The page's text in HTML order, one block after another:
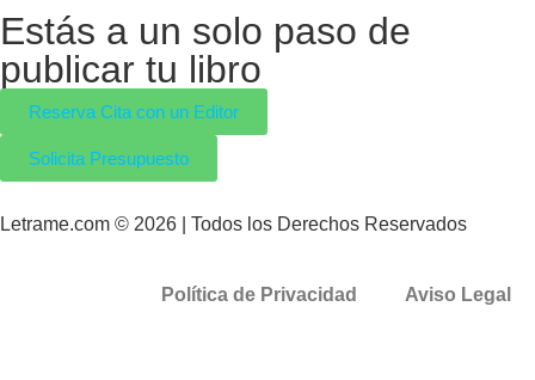
Estás a un solo paso de
publicar tu libro
Reserva Cita con un Editor
Solicita Presupuesto
Letrame.com © 2026 | Todos los Derechos Reservados
Política de Privacidad Aviso Legal